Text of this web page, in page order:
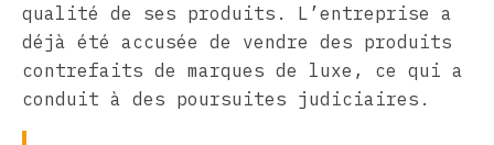
qualité de ses produits. L’entreprise a
déjà été accusée de vendre des produits
contrefaits de marques de luxe, ce qui a
conduit à des poursuites judiciaires.